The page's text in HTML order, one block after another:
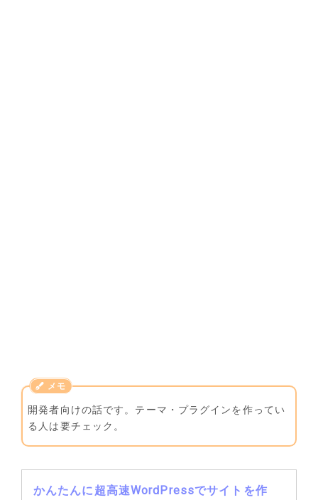
開発者向けの話です。テーマ・プラグインを作ってい
る人は要チェック。
かんたんに超高速WordPressでサイトを作